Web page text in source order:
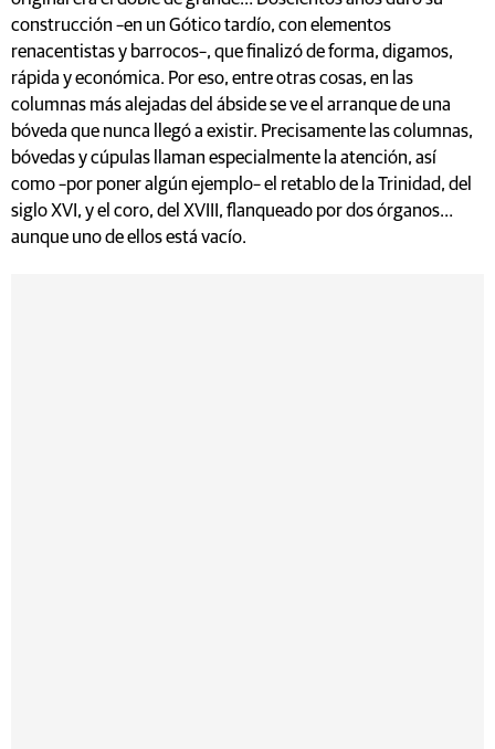
construcción –en un Gótico tardío, con elementos
renacentistas y barrocos–, que finalizó de forma, digamos,
rápida y económica. Por eso, entre otras cosas, en las
columnas más alejadas del ábside se ve el arranque de una
bóveda que nunca llegó a existir. Precisamente las columnas,
bóvedas y cúpulas llaman especialmente la atención, así
como –por poner algún ejemplo– el retablo de la Trinidad, del
siglo XVI, y el coro, del XVIII, flanqueado por dos órganos…
aunque uno de ellos está vacío.